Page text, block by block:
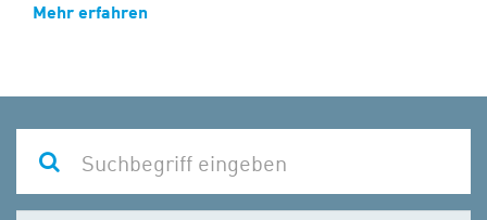
Mehr erfahren